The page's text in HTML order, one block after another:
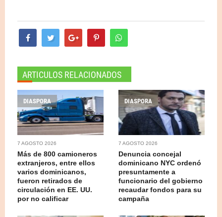
ARTICULOS RELACIONADOS
DIASPORA
7 AGOSTO 2026
Más de 800 camioneros
extranjeros, entre ellos
varios dominicanos,
fueron retirados de
circulación en EE. UU.
por no calificar
DIASPORA
7 AGOSTO 2026
Denuncia concejal
dominicano NYC ordenó
presuntamente a
funcionario del gobierno
recaudar fondos para su
campaña